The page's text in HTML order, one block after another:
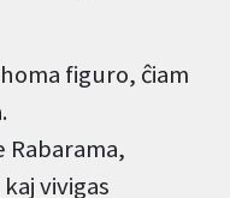
figuro, ĉiam
Rabarama,
vivigas